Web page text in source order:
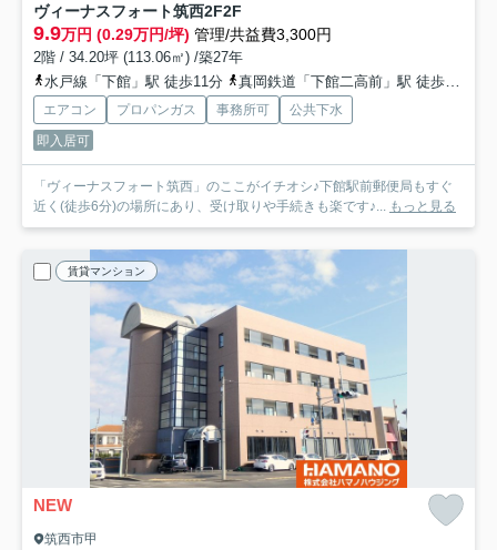
ヴィーナスフォート筑西2F2F
9.9万円 (0.29万円/坪) 管理/共益費3,300円
2階 / 34.20坪 (113.06㎡) /築27年
水戸線「下館」駅 徒歩11分
真岡鉄道「下館二高前」駅 徒歩21分
エアコン プロパンガス 事務所可
公共下水
即入居可
「ヴィーナスフォート筑西」のここがイチオシ♪下館駅前郵便局もすぐ
近く(徒歩6分)の場所にあり、受け取りや手続きも楽です♪... もっと見る
賃貸マンション
NEW
筑西市甲